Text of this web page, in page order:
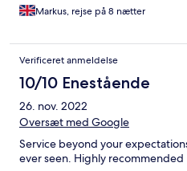
Markus, rejse på 8 nætter
Verificeret anmeldelse
10/10 Enestående
26. nov. 2022
Oversæt med Google
Service beyond your
ever seen. Highly recommended